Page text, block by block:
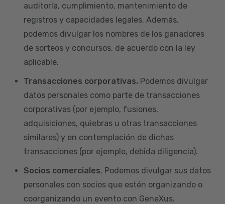
auditoría, cumplimiento, mantenimiento de
registros y capacidades legales. Además,
podemos divulgar los nombres de los ganadores
de sorteos y concursos, de acuerdo con la ley
aplicable.
Transacciones corporativas. Podemos divulgar
datos personales como parte de transacciones
corporativas (por ejemplo, fusiones,
adquisiciones, quiebras u otras transacciones
similares) y en contemplación de dichas
transacciones (por ejemplo, debida diligencia).
Socios comerciales. Podemos divulgar sus datos
personales con socios que estén organizando o
coorganizando un evento con GeneXus.